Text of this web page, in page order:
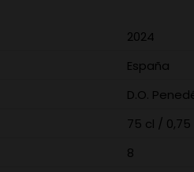
2024
España
D.O.
75 cl / 0,75
8